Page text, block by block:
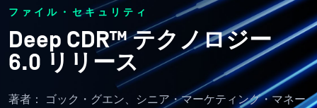
ファイル・セキュリティ
Deep CDR™ テクノロジー
6.0 リリース
著者：
ゴック・グエン、シニア・マーケティング・マネー